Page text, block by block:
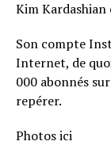
Kim Kardashian
Son compte
Internet, de
000 abonnés
repérer.
Photos ici